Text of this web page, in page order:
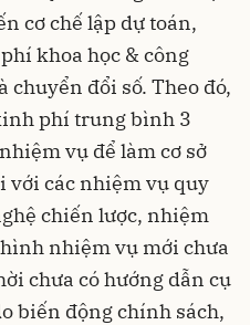
cơ chế lập dự toán,
khoa học & công
chuyển đổi số. Theo đó,
phí trung bình 3
vụ để làm cơ sở
với các nhiệm vụ quy
chiến lược, nhiệm
nhiệm vụ mới chưa
chưa có hướng dẫn cụ
biến động chính sách,